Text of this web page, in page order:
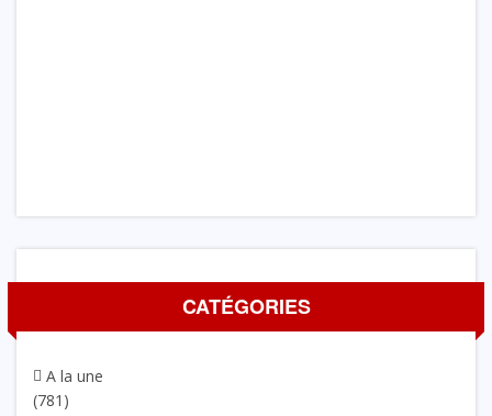
CATÉGORIES
A la une
(781)